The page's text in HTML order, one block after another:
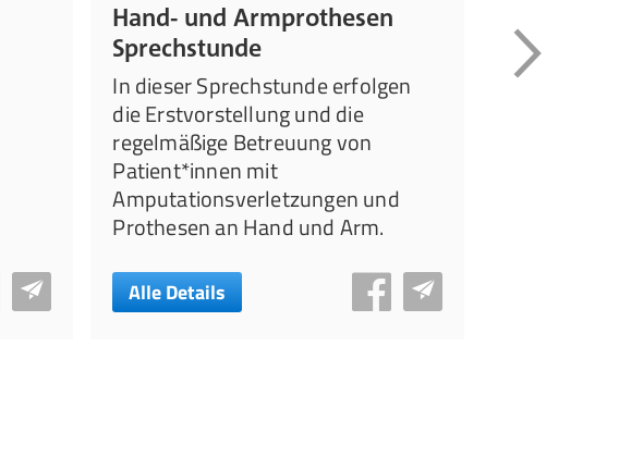
Hand- und Armprothesen
Sprechstunde
In dieser Sprechstunde erfolgen
die Erstvorstellung und die
regelmäßige Betreuung von
Patient*innen mit
Amputationsverletzungen und
Prothesen an Hand und Arm.
Alle Details
Leiden Sie